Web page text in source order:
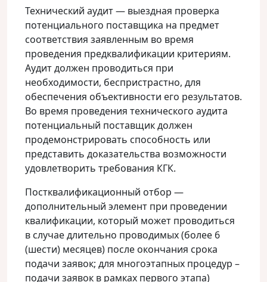
Технический аудит — выездная проверка
потенциального поставщика на предмет
соответствия заявленным во время
проведения предквалификации критериям.
Аудит должен проводиться при
необходимости, беспристрастно, для
обеспечения объективности его результатов.
Во время проведения технического аудита
потенциальный поставщик должен
продемонстрировать способность или
представить доказательства возможности
удовлетворить требования КГК.
Постквалификационный отбор —
дополнительный элемент при проведении
квалификации, который может проводиться
в случае длительно проводимых (более 6
(шести) месяцев) после окончания срока
подачи заявок; для многоэтапных процедур –
подачи заявок в рамках первого этапа)